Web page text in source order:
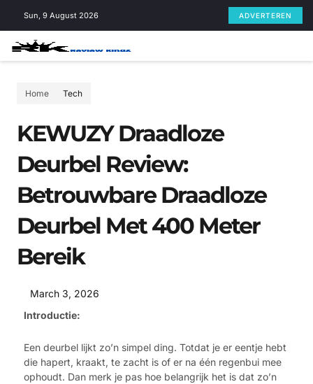
Sun, 9 August 2026 ADVERTEREN
Home Tech
KEWUZY Draadloze
Deurbel Review:
Betrouwbare Draadloze
Deurbel Met 400 Meter
Bereik
March 3, 2026
Introductie:
Een deurbel lijkt zo’n simpel ding. Totdat je er eentje hebt
die hapert, kraakt, te zacht is of er na één regenbui mee
ophoudt. Dan merk je pas hoe belangrijk het is dat zo’n